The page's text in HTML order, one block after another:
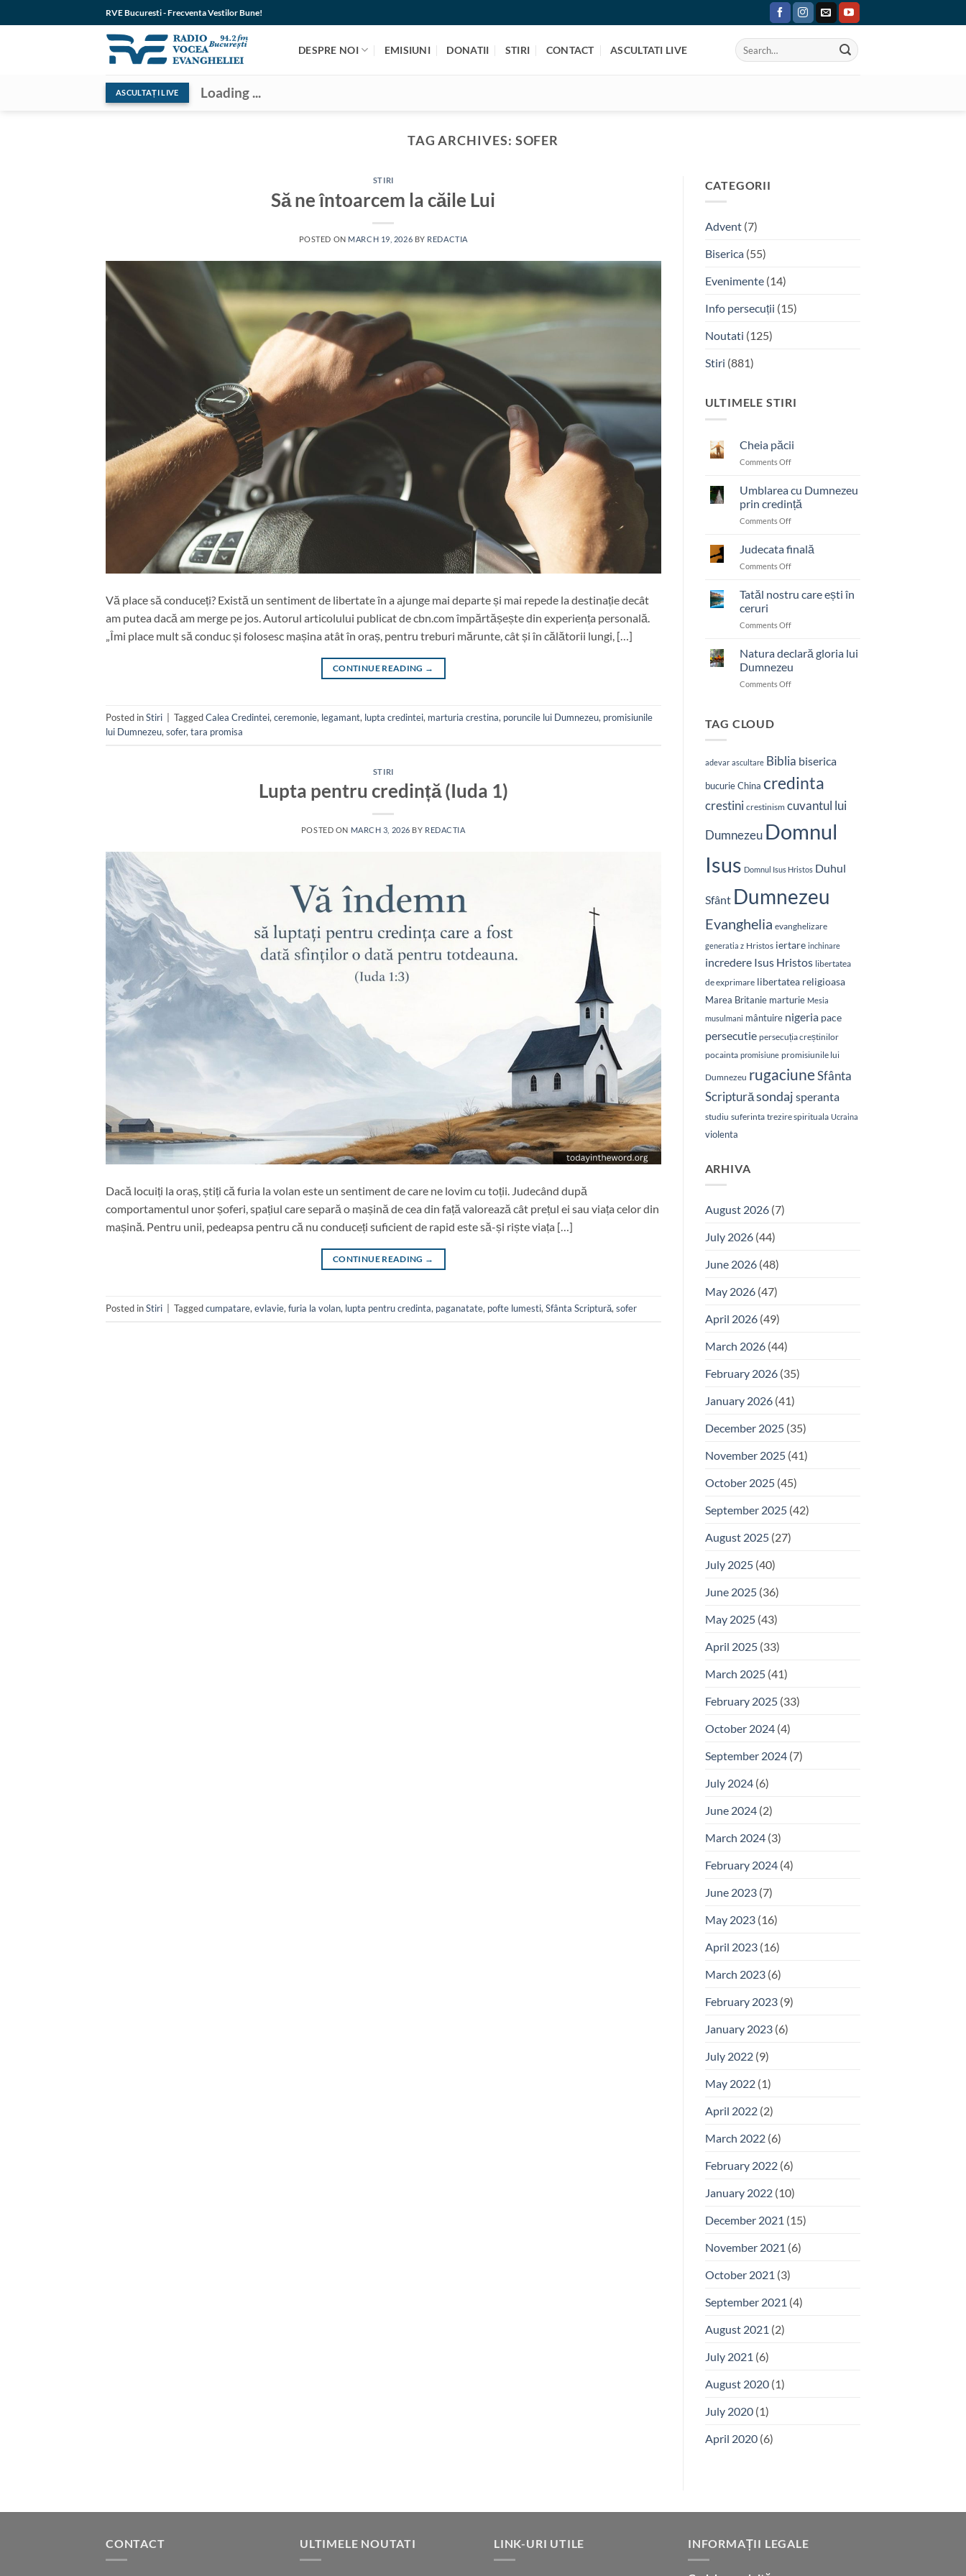
to
RVE Bucuresti - Frecventa Vestilor Bune!
DESPRE NOI EMISIUNI DONATII STIRI CONTACT ASCULTATI LIVE
ASCULTAȚI LIVE Loading ...
TAG ARCHIVES: SOFER
STIRI
Să ne întoarcem la căile Lui
POSTED ON MARCH 19, 2026 BY REDACTIA
Vă place să conduceți? Există un sentiment de libertate în a ajunge mai departe și mai repede la destinație decât
am putea dacă am merge pe jos. Autorul articolului publicat de cbn.com împărtășește din experiența personală.
„Îmi place mult să conduc și folosesc mașina atât în oraș, pentru treburi mărunte, cât și în călătorii lungi, […]
CONTINUE READING →
Posted inStiri TaggedCalea Credintei, ceremonie, legamant, lupta credintei, marturia crestina, poruncile lui Dumnezeu, promisiunile
lui Dumnezeu, sofer, tara promisa
STIRI
Lupta pentru credință (Iuda 1)
POSTED ON MARCH 3, 2026 BY REDACTIA
Dacă locuiți la oraș, știți că furia la volan este un sentiment de care ne lovim cu toții. Judecând după
comportamentul unor șoferi, spațiul care separă o mașină de cea din față valorează cât prețul ei sau viața celor din
mașină. Pentru unii, pedeapsa pentru că nu conduceți suficient de rapid este să-și riște viața […]
CONTINUE READING →
Posted inStiri Taggedcumpatare,evlavie,furia la volan, lupta pentru credinta, paganatate, pofte lumesti,Sfânta Scriptură,sofer
CATEGORII
Advent(7)
Biserica(55)
Evenimente(14)
Info persecuții (15)
Noutati (125)
Stiri (881)
ULTIMELE STIRI
Cheia păcii
Comments Offon
păcii
Umblarea cu Dumnezeu
prin credință
Comments Offon
cu
Dumnezeu
prin
Judecata finală
Comments Offon
Tatăl nostru care ești în
ceruri
Comments Offon
nostru
care
ești
în
Natura declară gloria lui
Dumnezeu
Comments Offon
TAG CLOUD
adevar ascultare Biblia biserica
bucurie China credinta
crestini crestinism cuvantul lui
Dumnezeu Domnul
Isus Domnul Isus Hristos Duhul
Sfânt Dumnezeu
Evanghelia evanghelizare
generatia z Hristos iertare inchinare
incredere Isus Hristos libertatea
de exprimare libertatea religioasa
Marea Britanie marturie Mesia
musulmani mântuire nigeria pace
persecutie persecuția creștinilor
pocainta promisiune promisiunile lui
Dumnezeu rugaciuneSfânta
Scripturăsondaj speranta
studiu suferinta trezire spirituala Ucraina
violenta
ARHIVA
August 2026(7)
July 2026(44)
June 2026(48)
May 2026(47)
April 2026(49)
March 2026(44)
February 2026(35)
January 2026(41)
December 2025(35)
November 2025(41)
October 2025(45)
September 2025(42)
August 2025(27)
July 2025(40)
June 2025(36)
May 2025(43)
April 2025(33)
March 2025(41)
February 2025(33)
October 2024(4)
September 2024(7)
July 2024(6)
June 2024(2)
March 2024(3)
February 2024(4)
June 2023(7)
May 2023(16)
April 2023(16)
March 2023(6)
February 2023(9)
January 2023(6)
July 2022(9)
May 2022(1)
April 2022(2)
March 2022(6)
February 2022(6)
January 2022(10)
December 2021 (15)
November 2021 (6)
October 2021 (3)
September 2021 (4)
August 2021 (2)
July 2021 (6)
August 2020(1)
July 2020(1)
April 2020(6)
CONTACT ULTIMELE NOUTATI LINK-URI UTILE INFORMAȚII LEGALE